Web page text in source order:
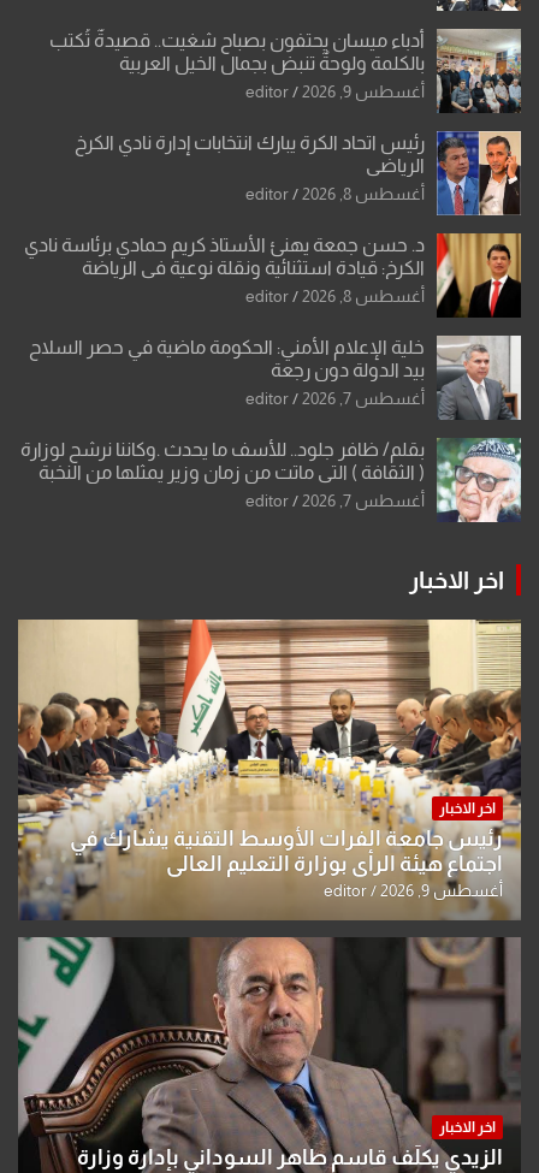
أدباء ميسان يحتفون بصباح شغيت.. قصيدةٌ تُكتب
بالكلمة ولوحةٌ تنبض بجمال الخيل العربية
أغسطس 9, 2026 editor
رئيس اتحاد الكرة يبارك انتخابات إدارة نادي الكرخ
الرياضي
أغسطس 8, 2026 editor
د. حسن جمعة يهنئ الأستاذ كريم حمادي برئاسة نادي
الكرخ: قيادة استثنائية ونقلة نوعية في الرياضة
العراقية
أغسطس 8, 2026 editor
خلية الإعلام الأمني: الحكومة ماضية في حصر السلاح
بيد الدولة دون رجعة
أغسطس 7, 2026 editor
بقلم/ ظافر جلود.. للأسف ما يحدث .وكاننا نرشح لوزارة
( الثقافة ) التي ماتت من زمان وزير يمثلها من النخبة
والإرث العظيم للثقافة العراقية..
أغسطس 7, 2026 editor
اخر الاخبار
اخر الاخبار
رئيس جامعة الفرات الأوسط التقنية يشارك في
اجتماع هيئة الرأي بوزارة التعليم العالي
أغسطس 9, 2026 editor
اخر الاخبار
الزيدي يكلّف قاسم طاهر السوداني بإدارة وزارة